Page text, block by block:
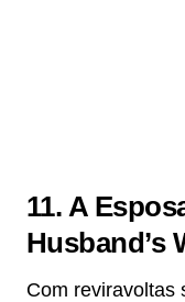
11. A
Husband’s
Com reviravoltas